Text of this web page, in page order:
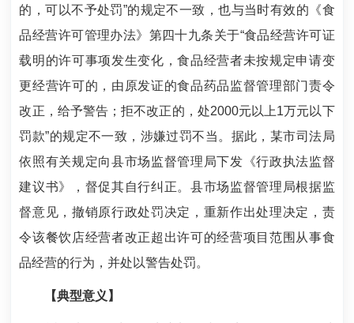
的，可以不予处罚”的规定不一致，也与当时有效的《食
品经营许可管理办法》第四十九条关于“食品经营许可证
载明的许可事项发生变化，食品经营者未按规定申请变
更经营许可的，由原发证的食品药品监督管理部门责令
改正，给予警告；拒不改正的，处2000元以上1万元以下
罚款”的规定不一致，涉嫌过罚不当。据此，某市司法局
依照有关规定向县市场监督管理局下发《行政执法监督
建议书》，督促其自行纠正。县市场监督管理局根据监
督意见，撤销原行政处罚决定，重新作出处理决定，责
令该餐饮店经营者改正超出许可的经营项目范围从事食
品经营的行为，并处以警告处罚。
【典型意义】